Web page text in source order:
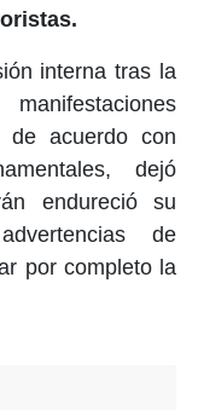
interna tras la
de acuerdo con
dejó
endureció su
de
por completo la